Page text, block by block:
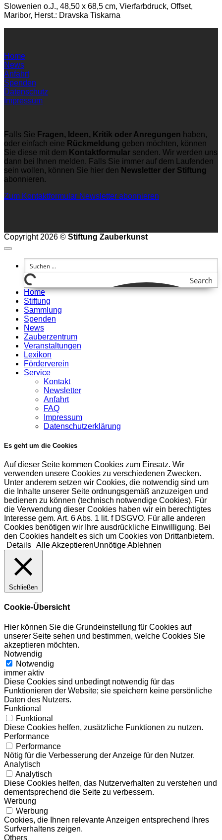
Slowenien o.J., 48,50 x 68,5 cm, Vierfarbdruck, Offset,
Maribor, Herst.: Dravska Tiskarna
Home
News
Anfahrt
Spenden
Datenschutz
Impressum
Falls Sie Fragen, Ideen, Kritik oder Anregungen haben,
oder einfach eine Rückmeldung geben möchten, können
Sie diese mit dem Kontaktformular senden. Wir werden uns
dann bei Ihnen melden. Falls Sie immer auf dem Laufenden
sein wollen, können Sie hier den Newsletter der Stiftung
abonnieren.
Zum Kontaktformular Newsletter abonnieren
Copyright 2026 © Stiftung Zauberkunst
Search
Home
Stiftung
Sammlung
Spenden
News
Zauberzentrum
Veranstaltungen
Lexikon
Förderverein
Service
Kontakt
Newsletter
Anfahrt
FAQ
Impressum
Datenschutzerklärung
Es geht um die Cookies
Auf dieser Seite kommen Cookies zum Einsatz. Wir
verwenden unsere Cookies zu verschiedenen Zwecken.
Unter anderem setzen wir Cookies, die notwendig sind um
die Inhalte unserer Seite ordnungsgemäß anzuzeigen und
bedienen zu können (technisch notwendige Cookies). Für
die Verwendung dieser Cookies haben wir ein berechtigtes
Interesse gem. Art. 6 Abs. 1 lit. f DSGVO. Für alle anderen
Cookies benötigen wir Ihre ausdrückliche Einwilligung. Bei
den Cookies handelt es sich um Cookies von Drittanbietern.
Details Alle AkzeptierenUnnötige Ablehnen
Schließen
Cookie-Übersicht
Hier können Sie die Grundeinstellung für Cookies auf
unserer Seite sehen und bestimmen, welche Cookies Sie
akzeptieren möchten.
Notwendig
Notwendig
immer aktiv
Diese Cookies sind unbedingt notwendig für das
Funktionieren der Website; sie speichern keine persönliche
Daten des Nutzers.
Funktional
Funktional
Diese Cookies helfen, zusätzliche Funktionen zu nutzen.
Performance
Performance
Nötig für die Verbesserung der Anzeige für den Nutzer.
Analytisch
Analytisch
Diese Cookies helfen, das Nutzerverhalten zu verstehen und
dementsprechend die Seite zu verbessern.
Werbung
Werbung
Cookies, die Ihnen relevante Anzeigen entsprechend Ihres
Surfverhaltens zeigen.
Others